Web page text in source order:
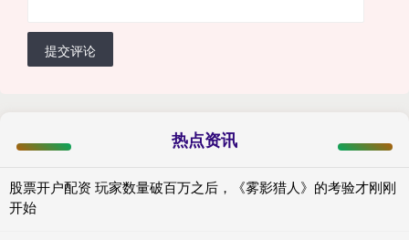
提交评论
热点资讯
股票开户配资 玩家数量破百万之后，《雾影猎人》的考验才刚刚
开始